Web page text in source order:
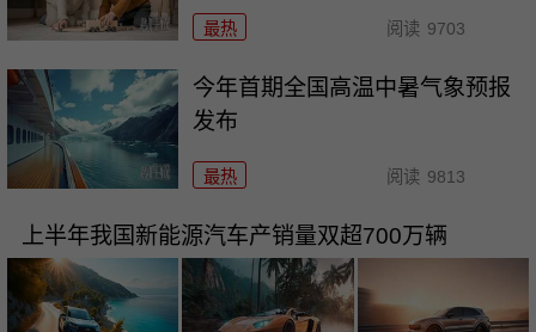
最热 阅读 9703
今年首期全国高温中暑气象预报
发布
最热 阅读 9813
上半年我国新能源汽车产销量双超700万辆